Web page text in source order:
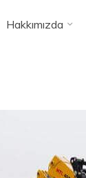
Hakkımızda